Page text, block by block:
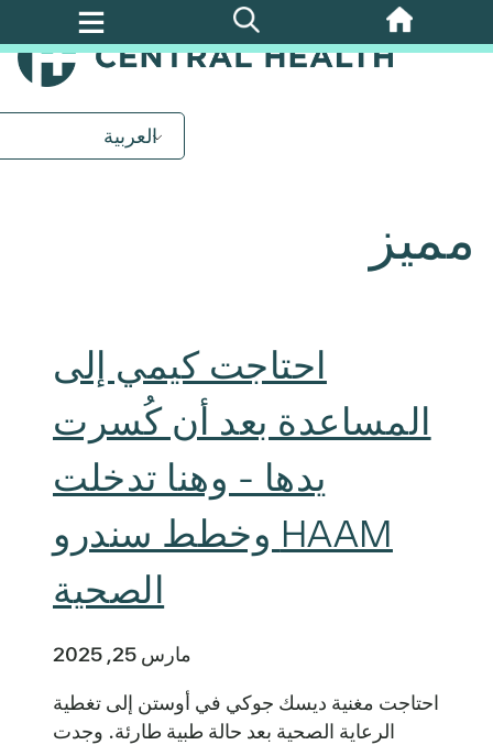
تخطي
إلى
العربية
مميز
احتاجت كيمي إلى
المساعدة بعد أن كُسرت
يدها - وهنا تدخلت
HAAM وخطط سندرو
الصحية
مارس 25, 2025
احتاجت مغنية ديسك جوكي في أوستن إلى تغطية
الرعاية الصحية بعد حالة طبية طارئة. وجدت